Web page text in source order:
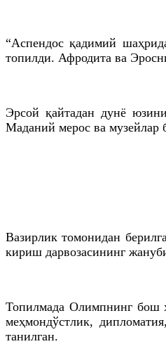
“Аспендос қадимий
топилди. Афродита ва
Эрсой қайтадан дунё
Маданий мерос ва музейлар
Вазирлик томонидан
кириш дарвозасининг
Топилмада Олимпнинг бош
меҳмондўстлик,
танилган.